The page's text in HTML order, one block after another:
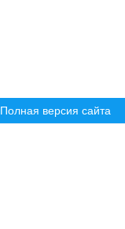
Полная версия сайта